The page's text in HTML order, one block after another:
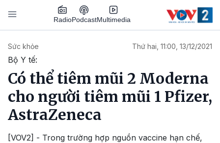
Nhảy đến nội dung
RadioPodcastMultimedia
Sức khỏe Thứ hai, 11:00, 13/12/2021
Bộ Y tế:
Có thể tiêm mũi 2 Moderna
cho người tiêm mũi 1 Pfizer,
AstraZeneca
[VOV2] - Trong trường hợp nguồn vaccine hạn chế,